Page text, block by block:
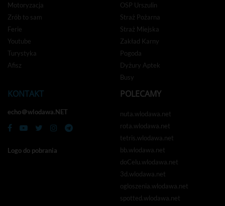
Motoryzacja
Zrób to sam
Ferie
Youtube
Turystyka
Afisz
OSP Urszulin
Straż Pożarna
Straż Miejska
Zakład Karny
Pogoda
Dyżury Aptek
Busy
KONTAKT
echo＠wlodawa.NET
Logo do pobrania
POLECAMY
nuta.wlodawa.net
rota.wlodawa.net
tetris.wlodawa.net
bb.wlodawa.net
doCelu.wlodawa.net
3d.wlodawa.net
ogloszenia.wlodawa.net
spotted.wlodawa.net